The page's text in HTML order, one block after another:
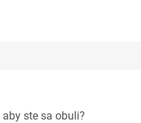
ste sa obuli?